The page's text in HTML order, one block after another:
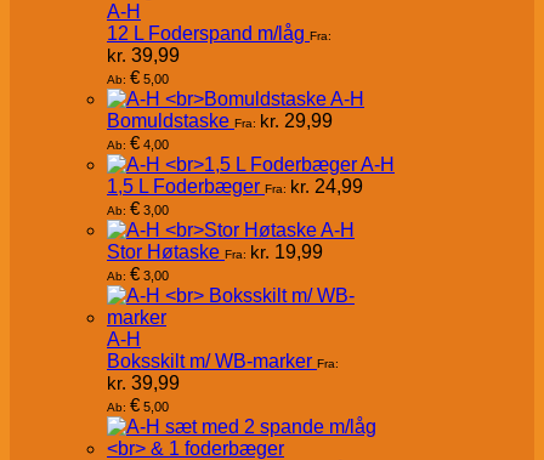
A-H
12 L Foderspand m/låg Fra:
kr. 39,99
Ab: € 5,00
A-H
Bomuldstaske Fra: kr. 29,99
Ab: € 4,00
A-H
1,5 L Foderbæger Fra: kr. 24,99
Ab: € 3,00
A-H
Stor Høtaske Fra: kr. 19,99
Ab: € 3,00
A-H
Boksskilt m/ WB-marker Fra:
kr. 39,99
Ab: € 5,00